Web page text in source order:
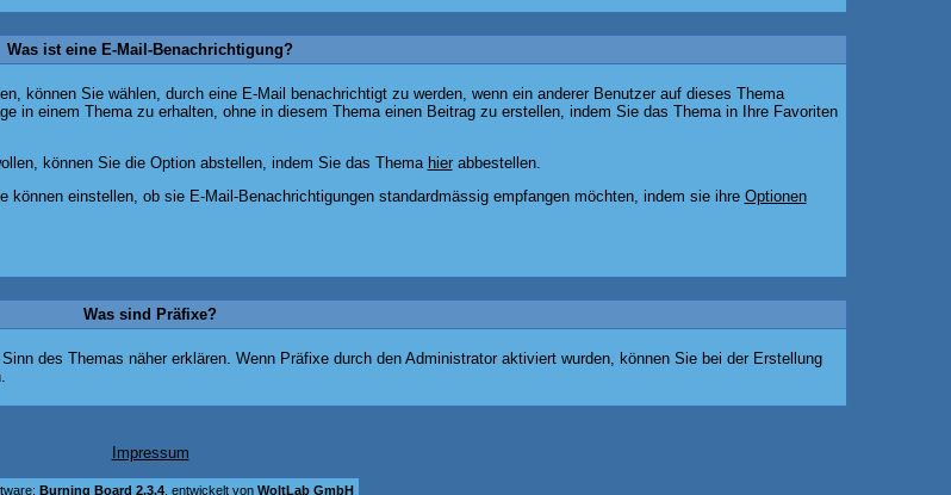
Was ist eine E-Mail-Benachrichtigung?
können Sie wählen, durch eine E-Mail benachrichtigt zu werden, wenn ein anderer Benutzer auf dieses Thema
in einem Thema zu erhalten, ohne in diesem Thema einen Beitrag zu erstellen, indem Sie das Thema in Ihre Favoriten
können Sie die Option abstellen, indem Sie das Thema hierabbestellen.
einstellen, ob sie E-Mail-Benachrichtigungen standardmässig empfangen möchten, indem sie ihre Optionen
Was sind Präfixe?
des Themas näher erklären. Wenn Präfixe durch den Administrator aktiviert wurden, können Sie bei der Erstellung
Impressum
Burning Board 2.3.4, entwickelt von WoltLab GmbH